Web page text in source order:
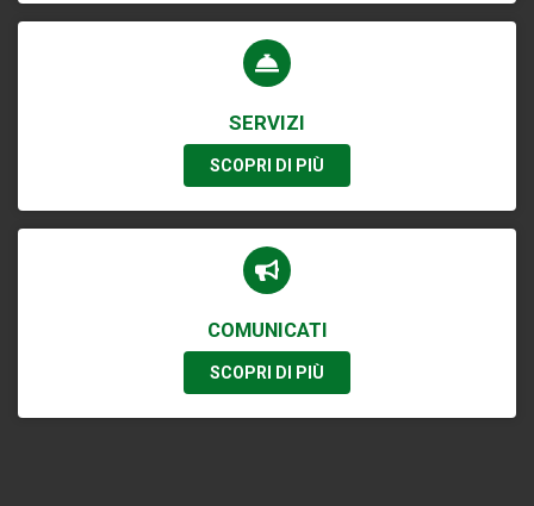
SERVIZI
SCOPRI DI PIÙ
COMUNICATI
SCOPRI DI PIÙ